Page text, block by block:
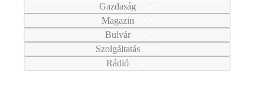
Gazdaság
Magazin
Bulvár
Szolgáltatás
Rádió